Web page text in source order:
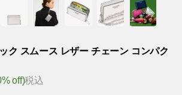
ク スムース レザー チェーン コンパク
off)税込